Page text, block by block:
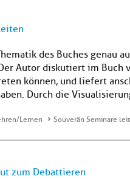
des Buches genau
Autor diskutiert im Buch
können, und liefert
Durch die
Lernen Souverän Seminare
zum Debattieren